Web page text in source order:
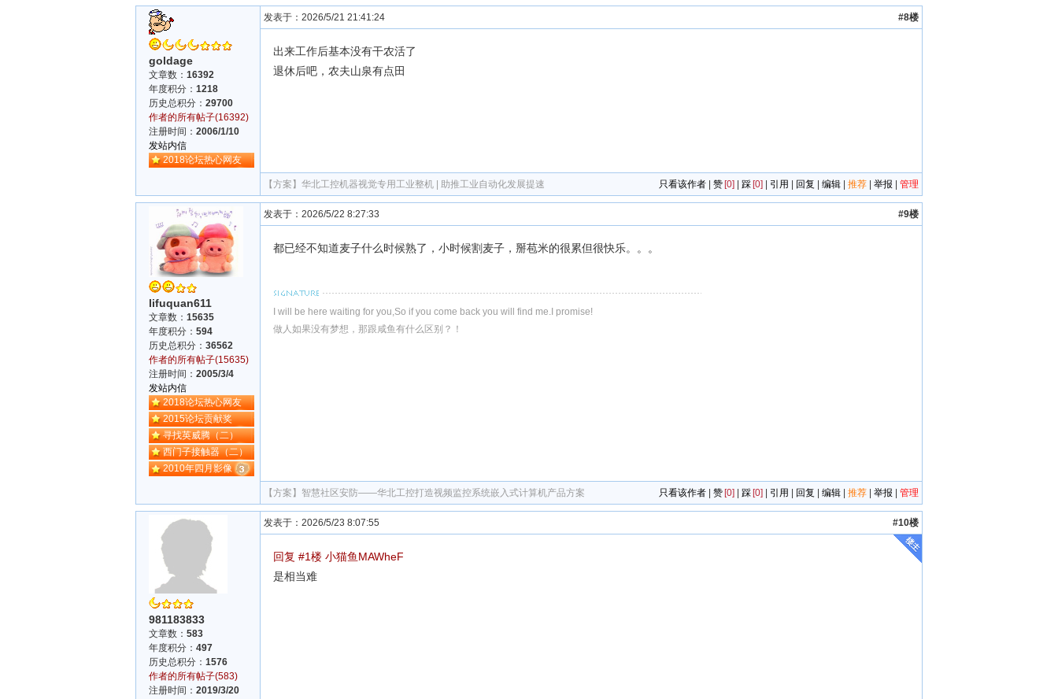
goldage
文章数： 16392
年度积分： 1218
历史总积分： 29700
作者的所有帖子(16392)
注册时间： 2006/1/10
发站内信
2018论坛热心网友
发表于：2026/5/21 21:41:24 #8楼
出来工作后基本没有干农活了
退休后吧，农夫山泉有点田
【方案】 华北工控机器视觉专用工业整机 | 助推工业自动化发展提速 只看该作者 | 赞[0] | 踩[0] | 引用 | 回复 | 编辑 | 推荐 | 举报 | 管理
lifuquan611
文章数： 15635
年度积分： 594
历史总积分： 36562
作者的所有帖子(15635)
注册时间： 2005/3/4
发站内信
2018论坛热心网友
2015论坛贡献奖
寻找英威腾（二）
西门子接触器（二）
2010年四月影像
发表于：2026/5/22 8:27:33 #9楼
都已经不知道麦子什么时候熟了，小时候割麦子，掰苞米的很累但很快乐。。。
I will be here waiting for you,So if you come back you will find me.I promise!
做人如果没有梦想，那跟咸鱼有什么区别？！
【方案】 智慧社区安防——华北工控打造视频监控系统嵌入式计算机产品方案 只看该作者 | 赞[0] | 踩[0] | 引用 | 回复 | 编辑 | 推荐 | 举报 | 管理
981183833
文章数： 583
年度积分： 497
历史总积分： 1576
作者的所有帖子(583)
注册时间： 2019/3/20
发表于：2026/5/23 8:07:55 #10楼
回复 #1楼 小猫鱼MAWheF
是相当难